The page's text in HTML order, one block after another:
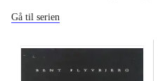
Gå til serien